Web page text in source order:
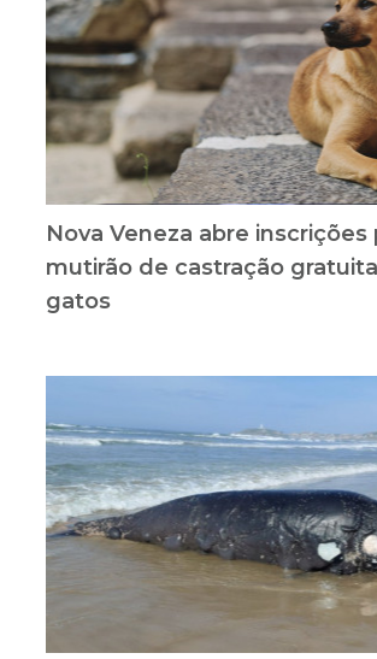
Nova Veneza abre inscrições
mutirão de castração
gatos